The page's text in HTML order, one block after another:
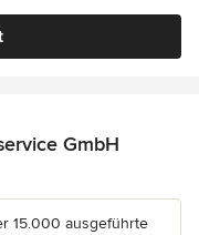
GmbH
Sternen
15.000 ausgeführte